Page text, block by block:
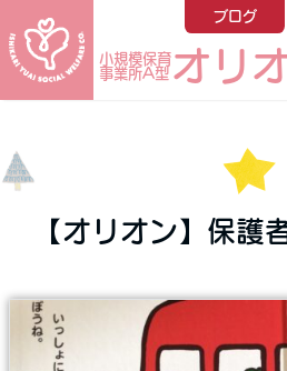
小規模保育
事業所A型オリ
ブログ
【オリオン】保護